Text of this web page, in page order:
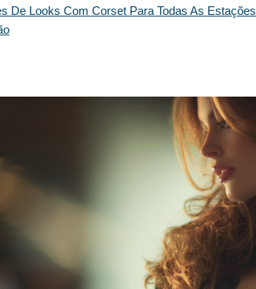
De Looks Com Corset Para Todas As Estações